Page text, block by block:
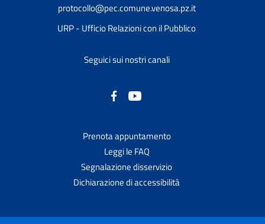
protocollo@pec.comune.venosa.pz.it
URP - Ufficio Relazioni con il Pubblico
Seguici sui nostri canali
Prenota appuntamento
Leggi le FAQ
Segnalazione disservizio
Dichiarazione di accessibilità